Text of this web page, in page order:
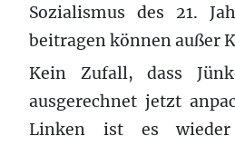
Sozialismus des 21.
beitragen können außer
Kein Zufall, dass
ausgerechnet jetzt
Linken ist es